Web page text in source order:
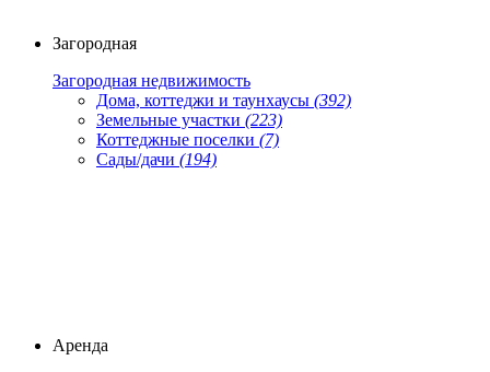
Загородная
Загородная недвижимость
Дома, коттеджи и таунхаусы (392)
Земельные участки (223)
Коттеджные поселки (7)
Сады/дачи (194)
Аренда